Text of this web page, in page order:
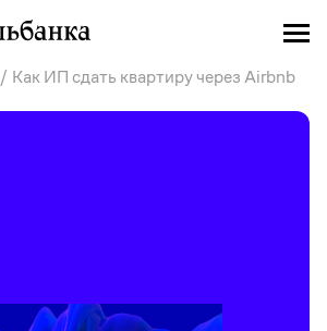
/ Как ИП сдать квартиру через Airbnb